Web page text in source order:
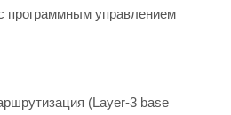
программным управлением
(Layer-3 base